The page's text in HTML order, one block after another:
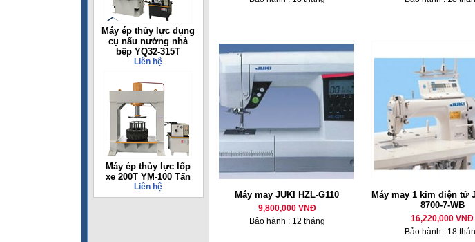
Máy ép thủy lực dụng
cụ nấu nướng nhà
bếp YQ32-315T
Liên hệ
Máy ép thủy lực lốp
xe 200T YM-100 Tấn
Liên hệ
Máy may JUKI HZL-G110
9,800,000 VNĐ
Bảo hành : 12 tháng
Máy may 1 kim điện tử
8700-7-WB
16,220,000 VNĐ
Bảo hành : 18